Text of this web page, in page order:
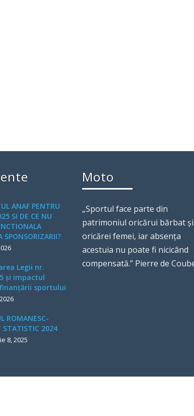
ANAF PENTRU
SI DE CE NU
SPONSORIZARII?
Legii nr.
și impactul
sportului
ROMANESC-
STATISTIC 2024
8, 2025
Moto
„Sportul face parte din
patrimoniul oricărui bărbat
oricărei femei, iar absenţa
acestuia nu poate fi nicicând
compensată.” Pierre de